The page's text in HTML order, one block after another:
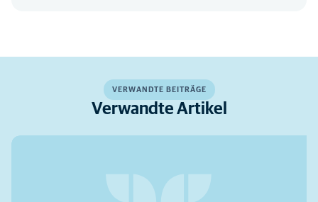
VERWANDTE BEITRÄGE
Verwandte Artikel